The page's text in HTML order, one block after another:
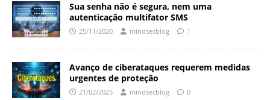
Sua senha não é segura, nem uma
autenticação multifator SMS
25/11/2020 mindsecblog 1
Avanço de ciberataques requerem medidas
urgentes de proteção
21/02/2025 mindsecblog 0